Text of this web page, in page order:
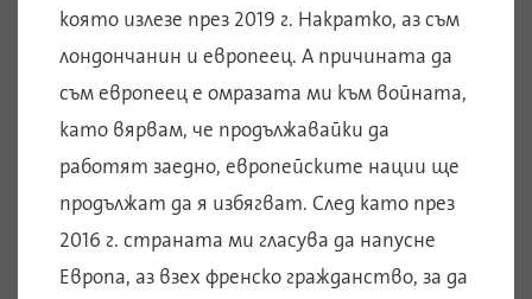
която излезе през 2019 г. Накратко, аз съм
лондончанин и европеец. А причината да
съм европеец е омразата ми към войната,
като вярвам, че продължавайки да
работят заедно, европейските нации ще
продължат да я избягват. След като през
2016 г. страната ми гласува да напусне
Европа, аз взех френско гражданство, за да